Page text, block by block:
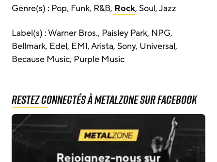
Genre(s) : Pop, Funk, R&B, Rock, Soul, Jazz
Label(s) : Warner Bros., Paisley Park, NPG,
Bellmark, Edel, EMI, Arista, Sony, Universal,
Because Music, Purple Music
Restez connectés à MetalZone sur Facebook